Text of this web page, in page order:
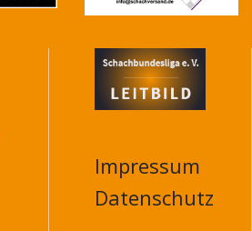
Impressum
Datenschutz